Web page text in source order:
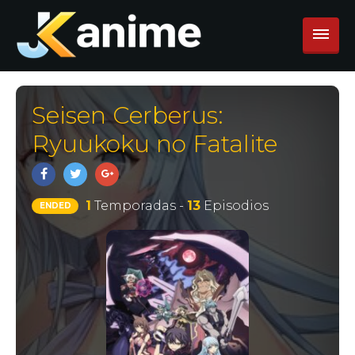
Seisen Cerberus:
Ryuukoku no Fatalite
ENDED 1 Temporadas - 13Episodios